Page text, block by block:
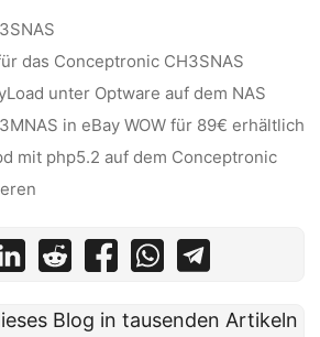
das Conceptronic CH3SNAS
unter Optware auf dem NAS
in eBay WOW für 89€ erhältlich
mit php5.2 auf dem Conceptronic
Blog in tausenden Artikeln